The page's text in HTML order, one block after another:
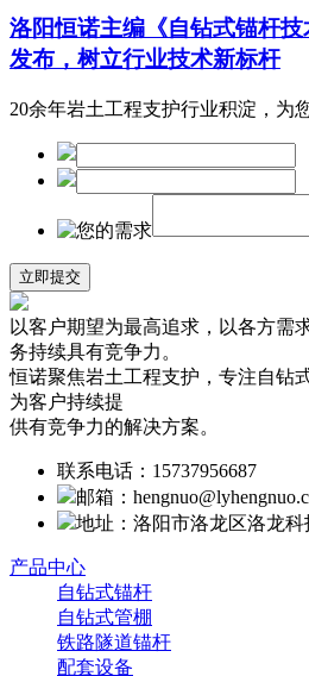
洛阳恒诺主编《自钻式锚杆
发布，树立行业技术新标杆
20余年岩土工程支护行业积淀，为
以客户期望为最高追求，以各方需
务持续具有竞争力。
恒诺聚焦岩土工程支护，专注自钻
为客户持续提
供有竞争力的解决方案。
联系电话：15737956687
邮箱：
地址：洛阳市洛龙区洛龙
产品中心
自钻式锚杆
自钻式管棚
铁路隧道锚杆
配套设备